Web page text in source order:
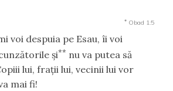
* Obad 1:5
voi despuia pe Esau, îi voi
şi** nu va putea să
lui, fraţii lui, vecinii lui vor
mai fi!